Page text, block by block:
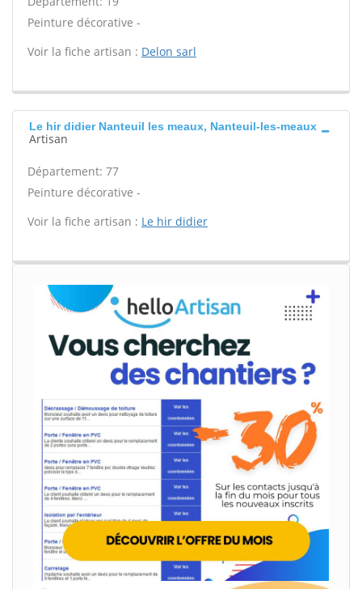
Peinture décorative -
Voir la fiche artisan : Delon sarl
Le hir didier Nanteuil les meaux, Nanteuil-les-meaux
Artisan
Département: 77
Peinture décorative -
Voir la fiche artisan : Le hir didier